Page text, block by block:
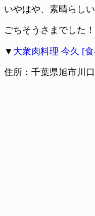
いやはや、素晴らし
ごちそうさまでした
▼ 大衆肉料理 今久 [
住所：千葉県旭市川